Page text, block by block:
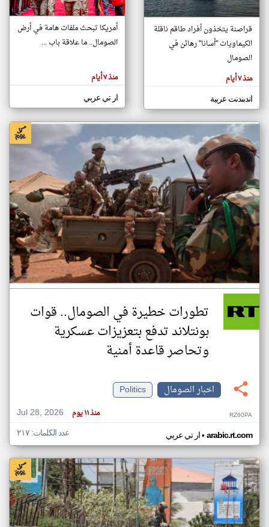
تغيير الدولة
اخبار الصومال على مدار الساعة
أهم اخبار الصومال العاجلة والمباشرة
المقالات
هنا عن
وجهة
كاتبيها.
قراصنة يتخذون أفراد طاقم ناقلة
الكيماويات "أسانا" رهائن في
الصومال
منذ ٧ أيام
اندبندنت عربية
أمريكا تبحث ملفات هامة في أرض
الصومال.. ما علاقة باب ...
منذ ٧ أيام
ار تي عربي
تطورات خطيرة في الصومال.. قوات
بونتلاند تدفع بتعزيزات عسكرية
وتحاصر قاعدة أمنية
اخبار الصومال
Politics
Jul 28, 2026
منذ ١١ يوم RZ60PA
ار تي عربي• arabic.rt.com عدد الكلمات: ٢١٧
klyoum.com